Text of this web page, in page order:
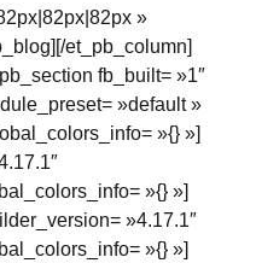
»
et_pb_column]
fb_built= »1″
»default »
»{} »]
»{} »]
»4.17.1″
»{} »]